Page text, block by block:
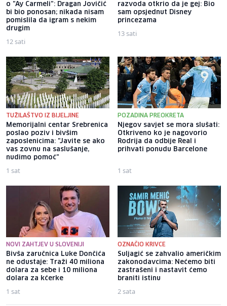
o "Ay Carmeli": Dragan Jovičić
bi bio ponosan; nikada nisam
pomislila da igram s nekim
drugim
12 sati
razvoda otkrio da je gej: Bio
sam opsjednut Disney
princezama
13 sati
TUŽILAŠTVO IZ BIJELJINE
Memorijalni centar Srebrenica
poslao poziv i bivšim
zaposlenicima: "Javite se ako
vas zovnu na saslušanje,
nudimo pomoć"
1 sat
POZADINA PREOKRETA
Njegov savjet se mora slušati:
Otkriveno ko je nagovorio
Rodrija da odbije Real i
prihvati ponudu Barcelone
1 sat
NOVI ZAHTJEV U SLOVENIJI
Bivša zaručnica Luke Dončića
ne odustaje: Traži 40 miliona
dolara za sebe i 10 miliona
dolara za kćerke
1 sat
OZNAČIO KRIVCE
Suljagić se zahvalio američkim
zakonodavcima: Nećemo biti
zastrašeni i nastavit ćemo
braniti istinu
2 sata